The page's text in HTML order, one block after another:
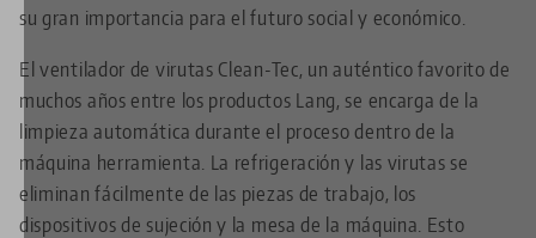
su gran importancia para el futuro social y económico.
El ventilador de virutas Clean-Tec, un auténtico favorito de
muchos años entre los productos Lang, se encarga de la
limpieza automática durante el proceso dentro de la
máquina herramienta. La refrigeración y las virutas se
eliminan fácilmente de las piezas de trabajo, los
dispositivos de sujeción y la mesa de la máquina. Esto